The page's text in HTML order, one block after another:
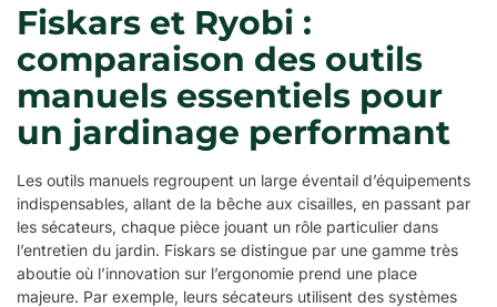
Fiskars et Ryobi :
comparaison des outils
manuels essentiels pour
un jardinage performant
Les outils manuels regroupent un large éventail d’équipements
indispensables, allant de la bêche aux cisailles, en passant par
les sécateurs, chaque pièce jouant un rôle particulier dans
l’entretien du jardin. Fiskars se distingue par une gamme très
aboutie où l’innovation sur l’ergonomie prend une place
majeure. Par exemple, leurs sécateurs utilisent des systèmes